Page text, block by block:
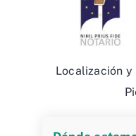
Localización